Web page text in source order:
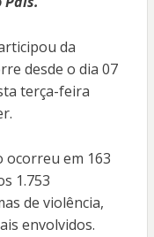
da
desde o dia 07
terça-feira
ocorreu em 163
1.753
de violência,
envolvidos.